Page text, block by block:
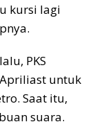
kursi lagi
PKS
untuk
Saat itu,
suara.